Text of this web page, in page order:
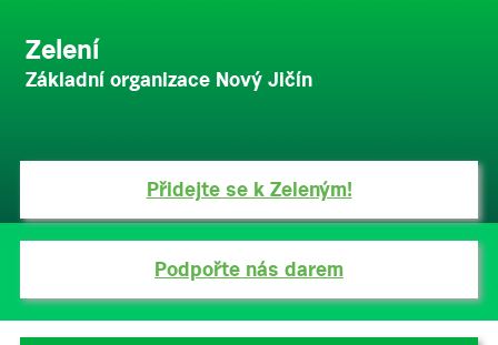
Zelení
Základní organizace Nový Jičín
Přidejte se k Zeleným!
Podpořte nás darem